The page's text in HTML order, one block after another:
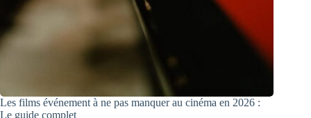
Les films événement à ne pas manquer au cinéma en 2026 :
Le guide complet